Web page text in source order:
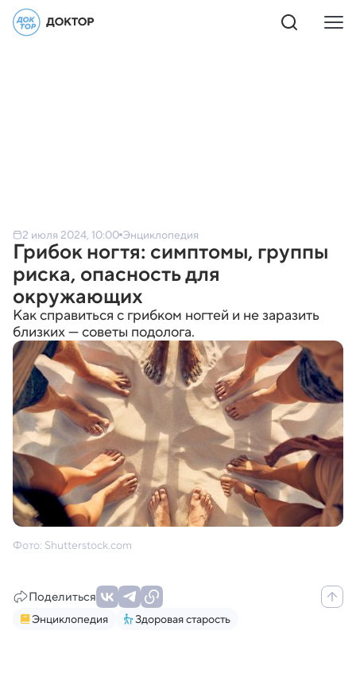
2 июля 2024, 10:00 Энциклопедия
Грибок ногтя: симптомы, группы
риска, опасность для
окружающих
Как справиться с грибком ногтей и не заразить
близких — советы подолога.
Фото: Shutterstock.com
Поделиться
Энциклопедия Здоровая старость